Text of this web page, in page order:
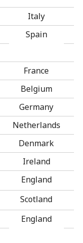
Italy
Spain
France
Belgium
Germany
Netherlands
Denmark
Ireland
England
Scotland
England